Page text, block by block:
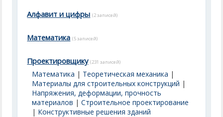
Алфавит и цифры (2 записей)
Математика (5 записей)
Проектировщику (231 записей)
Математика | Теоретическая механика |
Материалы для строительных конструкций |
Напряжения, деформации, прочность
материалов |Строительное проектирование
| Конструктивные решения зданий